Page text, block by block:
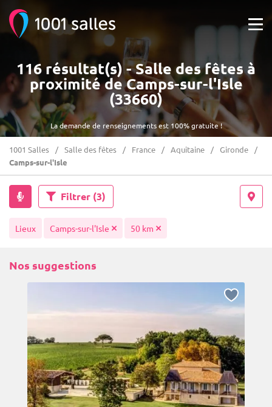
La demande de renseignements est 100% gratuite !
116 résultat(s) - Salle des fêtes à
proximité de Camps-sur-l'Isle
(33660)
1001 Salles Salle des fêtes France Aquitaine
Gironde
Camps-sur-l'Isle
Filtrer (3)
Lieux Camps-sur-l'Isle 50 km
Nos suggestions